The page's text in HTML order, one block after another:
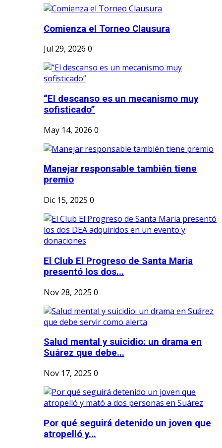
Comienza el Torneo Clausura
Jul 29, 2026 0
“El descanso es un mecanismo muy
sofisticado”
May 14, 2026 0
Manejar responsable también tiene
premio
Dic 15, 2025 0
El Club El Progreso de Santa Maria
presentó los dos...
Nov 28, 2025 0
Salud mental y suicidio: un drama en
Suárez que debe...
Nov 17, 2025 0
Por qué seguirá detenido un joven que
atropelló y...